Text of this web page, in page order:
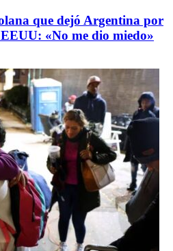
que dejó Argentina por
«No me dio miedo»